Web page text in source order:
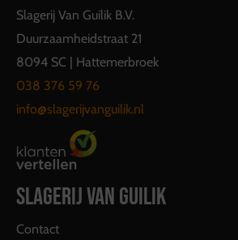
Slagerij Van Guilik B.V.
Duurzaamheidstraat 21
8094 SC | Hattemerbroek
038 376 59 76
info@slagerijvanguilik.nl
SLAGERIJ VAN GUILIK
Contact